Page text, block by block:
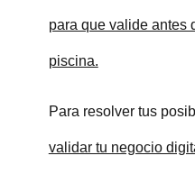
para que valide antes
piscina.
Para resolver tus
validar tu negocio
gsfgf